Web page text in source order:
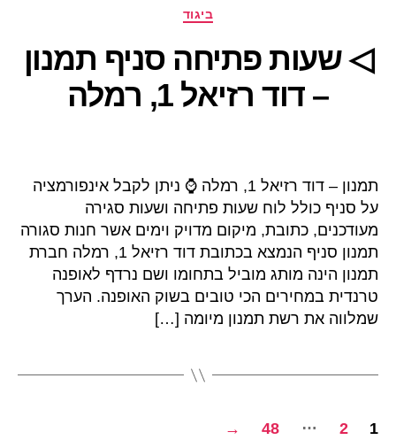
קטגוריותביגוד
◁ שעות פתיחה סניף תמנון
– דוד רזיאל 1, רמלה
תמנון – דוד רזיאל 1, רמלה ⌚ ניתן לקבל אינפורמציה
על סניף כולל לוח שעות פתיחה ושעות סגירה
מעודכנים, כתובת, מיקום מדויק וימים אשר חנות סגורה
תמנון סניף הנמצא בכתובת דוד רזיאל 1, רמלה חברת
תמנון הינה מותג מוביל בתחומו ושם נרדף לאופנה
טרנדית במחירים הכי טובים בשוק האופנה. הערך
שמלווה את רשת תמנון מיומה […]
Posts1
2
…
48
→